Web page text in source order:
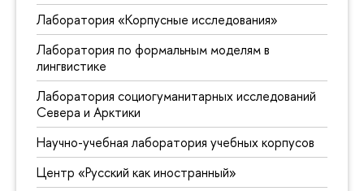
Лаборатория «Корпусные исследования»
Лаборатория по формальным моделям в
лингвистике
Лаборатория социогуманитарных исследований
Севера и Арктики
Научно-учебная лаборатория учебных корпусов
Центр «Русский как иностранный»